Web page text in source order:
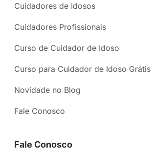
Cuidadores de Idosos
Cuidadores Profissionais
Curso de Cuidador de Idoso
Curso para Cuidador de Idoso Grátis
Novidade no Blog
Fale Conosco
Fale Conosco